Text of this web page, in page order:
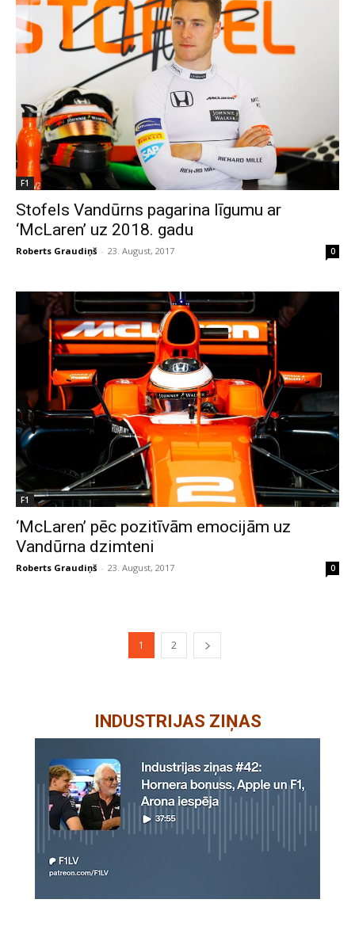
F1
Stofels Vandūrns pagarina līgumu ar
‘McLaren’ uz 2018. gadu
Roberts Graudiņš - 23. August, 2017 0
F1
‘McLaren’ pēc pozitīvām emocijām uz
Vandūrna dzimteni
Roberts Graudiņš - 23. August, 2017 0
1 2
INDUSTRIJAS ZIŅAS